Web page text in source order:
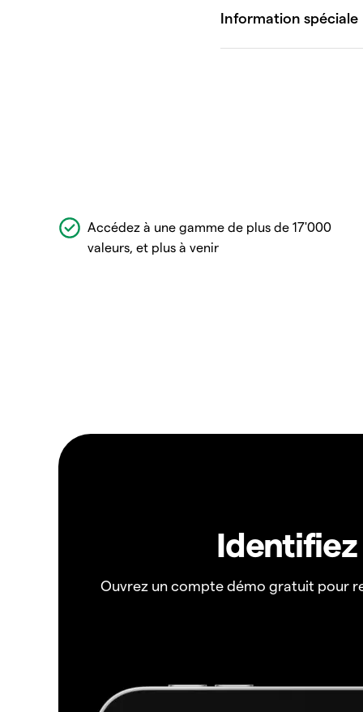
Accédez à une gamme de plus de 17'000
valeurs, et plus à venir
Ouvrez un compte démo gratuit pour